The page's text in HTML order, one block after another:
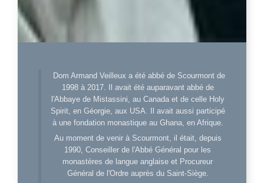
Dom Armand Veilleux a été abbé de Scourmont de
1998 à 2017. Il avait été auparavant abbé de
l'Abbaye de Mistassini, au Canada et de celle Holy
Spirit, en Géorgie, aux USA. Il avait aussi participé
à une fondation monastique au Ghana, en Afrique.
Au moment de venir à Scourmont, il était, depuis
1990, Conseiller de l'Abbé Général pour les
monastères de langue anglaise et Procureur
Général de l'Ordre auprès du Saint-Siège.